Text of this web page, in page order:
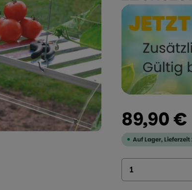
Regulärer Preis:
89,90 €
Auf Lager,
Produkt